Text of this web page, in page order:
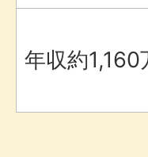
年収約